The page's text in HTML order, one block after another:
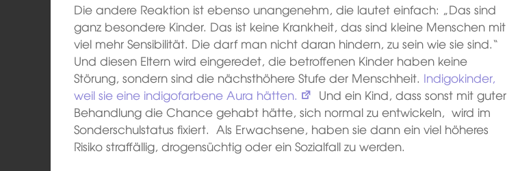
Die andere Reaktion ist ebenso unangenehm, die lautet einfach: „Das sind
ganz besondere Kinder. Das ist keine Krankheit, das sind kleine Menschen mit
viel mehr Sensibilität. Die darf man nicht daran hindern, zu sein wie sie sind.“
Und diesen Eltern wird eingeredet, die betroffenen Kinder haben keine
Störung, sondern sind die nächsthöhere Stufe der Menschheit. Indigokinder,
weil sie eine indigofarbene Aura hätten.
Und ein Kind, dass sonst mit guter
Behandlung die Chance gehabt hätte, sich normal zu entwickeln, wird im
Sonderschulstatus fixiert. Als Erwachsene, haben sie dann ein viel höheres
Risiko straffällig, drogensüchtig oder ein Sozialfall zu werden.